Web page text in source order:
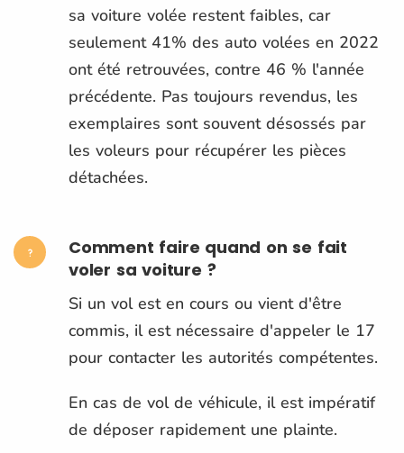
sa voiture volée restent faibles, car
seulement 41% des auto volées en 2022
ont été retrouvées, contre 46 % l'année
précédente. Pas toujours revendus, les
exemplaires sont souvent désossés par
les voleurs pour récupérer les pièces
détachées.
Comment faire quand on se fait
voler sa voiture ?
Si un vol est en cours ou vient d'être
commis, il est nécessaire d'appeler le 17
pour contacter les autorités compétentes.
En cas de vol de véhicule, il est impératif
de déposer rapidement une plainte.